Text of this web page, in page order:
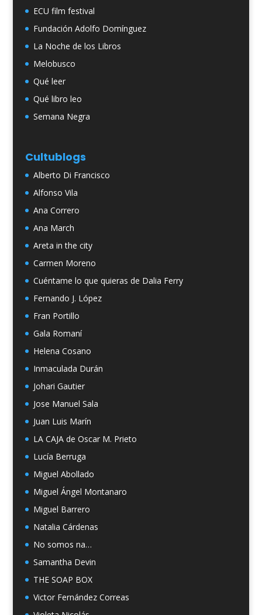
ECU film festival
Fundación Adolfo Domínguez
La Noche de los Libros
Melobusco
Qué leer
Qué libro leo
Semana Negra
Cultublogs
Alberto Di Francisco
Alfonso Vila
Ana Correro
Ana March
Areta in the city
Carmen Moreno
Cuéntame lo que quieras de Dalia Ferry
Fernando J. López
Fran Portillo
Gala Romaní
Helena Cosano
Inmaculada Durán
Johari Gautier
Jose Manuel Sala
Juan Luis Marín
LA CAJA de Oscar M. Prieto
Lucía Berruga
Miguel Abollado
Miguel Ángel Montanaro
Miguel Barrero
Natalia Cárdenas
No somos na…
Samantha Devin
THE SOAP BOX
Victor Fernández Correas